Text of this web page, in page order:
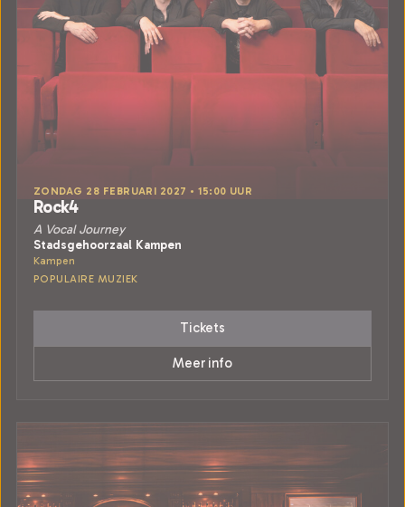
ZONDAG 28 FEBRUARI 2027 • 15:00 UUR
Rock4
A Vocal Journey
Stadsgehoorzaal Kampen
Kampen
POPULAIRE MUZIEK
Tickets
Meer info